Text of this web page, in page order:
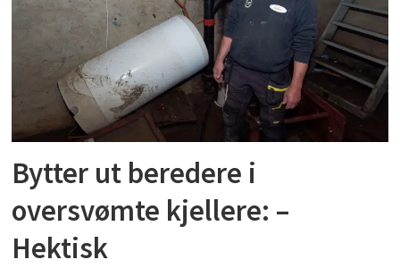
Bytter ut beredere i
oversvømte kjellere: –
Hektisk